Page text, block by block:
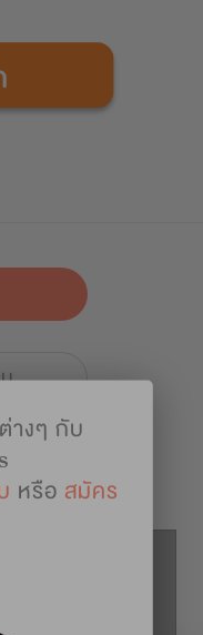
ตูน
างๆ กับ
หรือ สมัคร